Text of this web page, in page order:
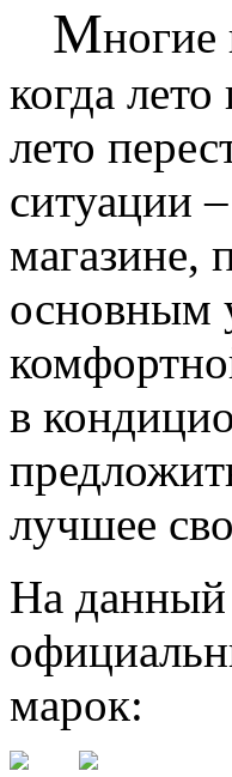
М
когда
лето
ситуации
магазине,
основным
в
лучшее
На данный
марок: